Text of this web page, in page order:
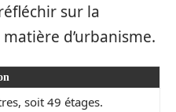
sur la
d’urbanisme.
soit 49 étages.